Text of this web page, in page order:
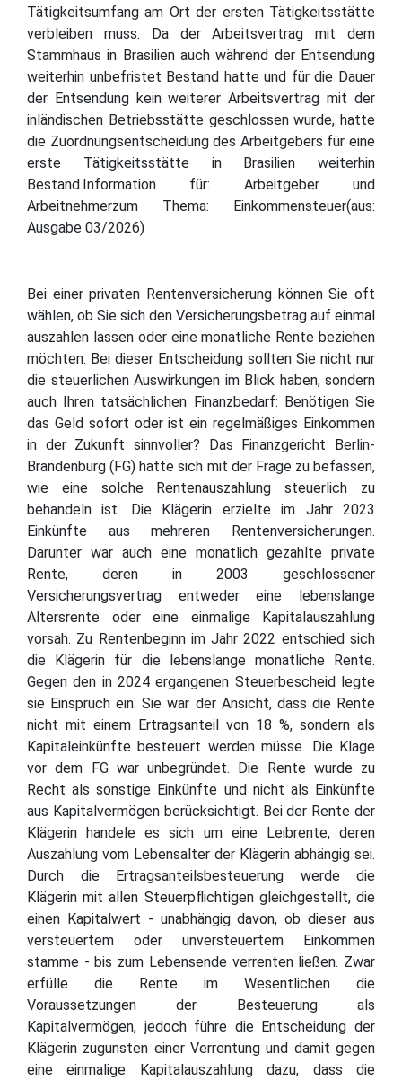
Tätigkeitsumfang am Ort der ersten Tätigkeitsstätte
verbleiben muss. Da der Arbeitsvertrag mit dem
Stammhaus in Brasilien auch während der Entsendung
weiterhin unbefristet Bestand hatte und für die Dauer
der Entsendung kein weiterer Arbeitsvertrag mit der
inländischen Betriebsstätte geschlossen wurde, hatte
die Zuordnungsentscheidung des Arbeitgebers für eine
erste Tätigkeitsstätte in Brasilien weiterhin
Bestand.Information für: Arbeitgeber und
Arbeitnehmerzum Thema: Einkommensteuer(aus:
Ausgabe 03/2026)
Bei einer privaten Rentenversicherung können Sie oft
wählen, ob Sie sich den Versicherungsbetrag auf einmal
auszahlen lassen oder eine monatliche Rente beziehen
möchten. Bei dieser Entscheidung sollten Sie nicht nur
die steuerlichen Auswirkungen im Blick haben, sondern
auch Ihren tatsächlichen Finanzbedarf: Benötigen Sie
das Geld sofort oder ist ein regelmäßiges Einkommen
in der Zukunft sinnvoller? Das Finanzgericht Berlin-
Brandenburg (FG) hatte sich mit der Frage zu befassen,
wie eine solche Rentenauszahlung steuerlich zu
behandeln ist. Die Klägerin erzielte im Jahr 2023
Einkünfte aus mehreren Rentenversicherungen.
Darunter war auch eine monatlich gezahlte private
Rente, deren in 2003 geschlossener
Versicherungsvertrag entweder eine lebenslange
Altersrente oder eine einmalige Kapitalauszahlung
vorsah. Zu Rentenbeginn im Jahr 2022 entschied sich
die Klägerin für die lebenslange monatliche Rente.
Gegen den in 2024 ergangenen Steuerbescheid legte
sie Einspruch ein. Sie war der Ansicht, dass die Rente
nicht mit einem Ertragsanteil von 18 %, sondern als
Kapitaleinkünfte besteuert werden müsse. Die Klage
vor dem FG war unbegründet. Die Rente wurde zu
Recht als sonstige Einkünfte und nicht als Einkünfte
aus Kapitalvermögen berücksichtigt. Bei der Rente der
Klägerin handele es sich um eine Leibrente, deren
Auszahlung vom Lebensalter der Klägerin abhängig sei.
Durch die Ertragsanteilsbesteuerung werde die
Klägerin mit allen Steuerpflichtigen gleichgestellt, die
einen Kapitalwert - unabhängig davon, ob dieser aus
versteuertem oder unversteuertem Einkommen
stamme - bis zum Lebensende verrenten ließen. Zwar
erfülle die Rente im Wesentlichen die
Voraussetzungen der Besteuerung als
Kapitalvermögen, jedoch führe die Entscheidung der
Klägerin zugunsten einer Verrentung und damit gegen
eine einmalige Kapitalauszahlung dazu, dass die